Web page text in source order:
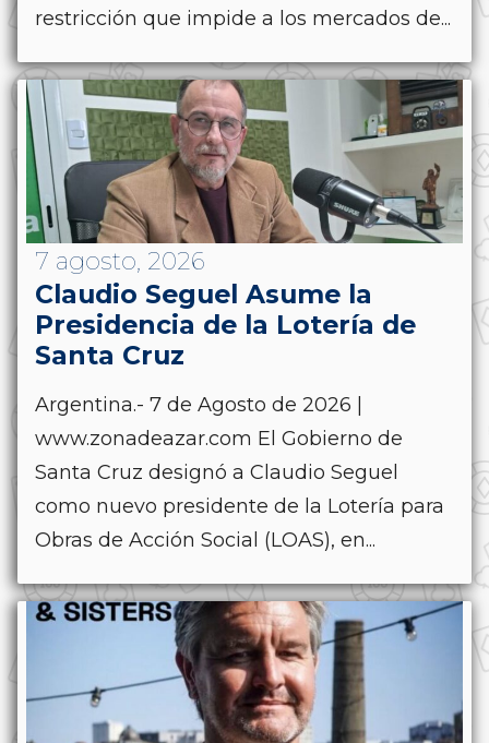
restricción que impide a los mercados de...
7 agosto, 2026
Claudio Seguel Asume la
Presidencia de la Lotería de
Santa Cruz
Argentina.- 7 de Agosto de 2026 |
www.zonadeazar.com El Gobierno de
Santa Cruz designó a Claudio Seguel
como nuevo presidente de la Lotería para
Obras de Acción Social (LOAS), en...